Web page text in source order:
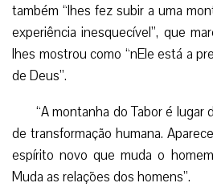
também “lhes fez subir a uma
experiência inesquecível”, que
lhes mostrou como “nEle está a
de Deus”.
“A montanha do Tabor é
de transformação humana.
espírito novo que muda o
Muda as relações dos homens”.